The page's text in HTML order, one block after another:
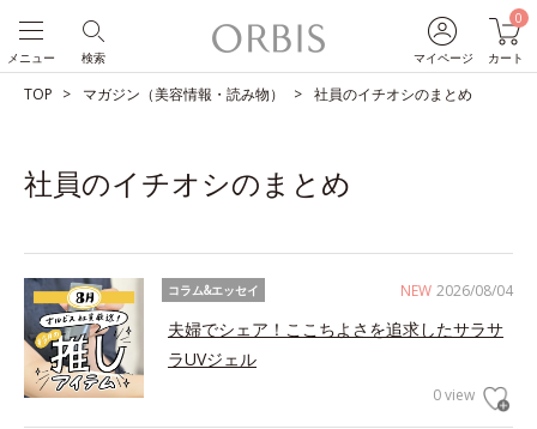
マイページ
0
カート
検索
メニュー
TOP マガジン（美容情報・読み物） 社員のイチオシのまとめ
社員のイチオシのまとめ
NEW 2026/08/04
コラム&エッセイ
夫婦でシェア！ここちよさを追求したサラサ
ラUVジェル
0 view